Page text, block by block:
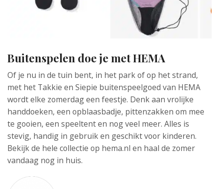
Buitenspelen doe je met HEMA
Of je nu in de tuin bent, in het park of op het strand,
met het Takkie en Siepie buitenspeelgoed van HEMA
wordt elke zomerdag een feestje. Denk aan vrolijke
handdoeken, een opblaasbadje, pittenzakken om mee
te gooien, een speeltent en nog veel meer. Alles is
stevig, handig in gebruik en geschikt voor kinderen.
Bekijk de hele collectie op hema.nl en haal de zomer
vandaag nog in huis.